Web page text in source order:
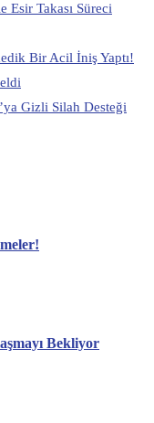
Esir Takası Süreci
Bir Acil İniş Yaptı!
Gizli Silah Desteği
Bekliyor